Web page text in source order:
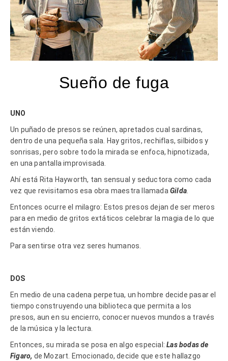
Sueño de fuga
UNO
Un puñado de presos se reúnen, apretados cual sardinas,
dentro de una pequeña sala. Hay gritos, rechiflas, silbidos y
sonrisas, pero sobre todo la mirada se enfoca, hipnotizada,
en una pantalla improvisada.
Ahí está Rita Hayworth, tan sensual y seductora como cada
vez que revisitamos esa obra maestra llamadaGilda
Entonces ocurre el milagro: Estos presos dejan de ser meros
para en medio de gritos extáticos celebrar la magia de lo que
están viendo.
Para sentirse otra vez seres humanos.
DOS
En medio de una cadena perpetua, un hombre decide pasar el
tiempo construyendo una biblioteca que permita a los
presos, aun en su encierro, conocer nuevos mundos a través
de la música y la lectura.
Entonces, su mirada se posa en algo especial:Las bodas de
Figaro, de Mozart. Emocionado, decide que este hallazgo